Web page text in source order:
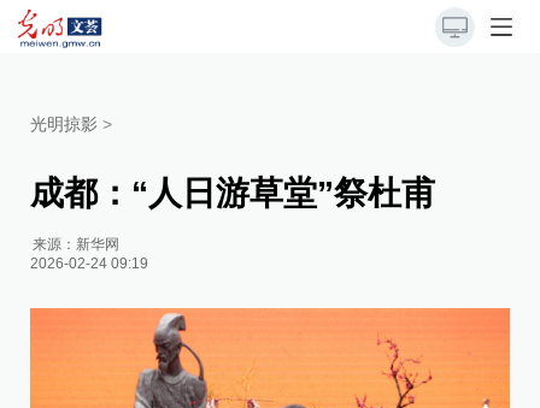
光明掠影 >
成都：“人日游草堂”祭杜甫
来源： 新华网
2026-02-24 09:19